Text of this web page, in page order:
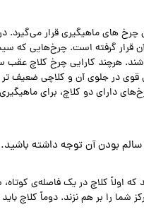
های ماهیگیری قرار می‌گیرد.
گرفته است. چرخ‌هایی که
باشند. هرچند کارایی چرخ کلاچ
قوی در جلوی آن و کلاچی ضعیف
دارای دو کلاچ، برای
بودن آن توجه داشته باشید.
اولاً کلاچ در یک فاصله‌ی
را بر هم نزند. دوماً کلاچ